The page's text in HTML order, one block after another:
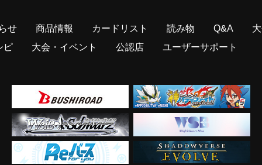
せ 商品情報 カードリスト 読み物 Q&A
ピ
大会・イベント 公認店 ユーザーサポート